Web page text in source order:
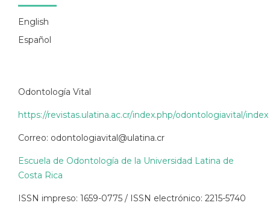
English
Español
Odontología Vital
https://revistas.ulatina.ac.cr/index.php/odontologiavital/index
Correo: odontologiavital@ulatina.cr
Escuela de Odontología de la Universidad Latina de
Costa Rica
ISSN impreso: 1659-0775 / ISSN electrónico: 2215-5740